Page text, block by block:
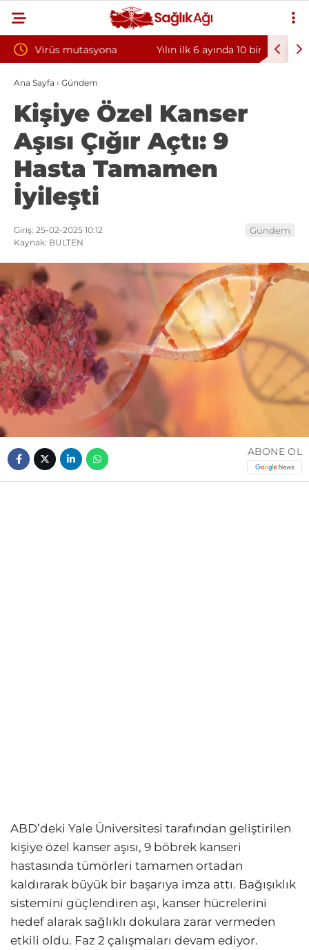
Yılın ilk 6 ayında 10 bini aşkın hasta hiperbarik
oksijen tedavisinden yararlandı
Diş eti
Ana Sayfa › Gündem
Kişiye Özel Kanser
Aşısı Çığır Açtı: 9
Hasta Tamamen
İyileşti
Giriş: 25-02-2025 10:12
Kaynak: BULTEN
Gündem
ABONE OL
ABD’deki Yale Üniversitesi tarafından geliştirilen
kişiye özel kanser aşısı, 9 böbrek kanseri
hastasında tümörleri tamamen ortadan
kaldırarak büyük bir başarıya imza attı. Bağışıklık
sistemini güçlendiren aşı, kanser hücrelerini
hedef alarak sağlıklı dokulara zarar vermeden
etkili oldu. Faz 2 çalışmaları devam ediyor.